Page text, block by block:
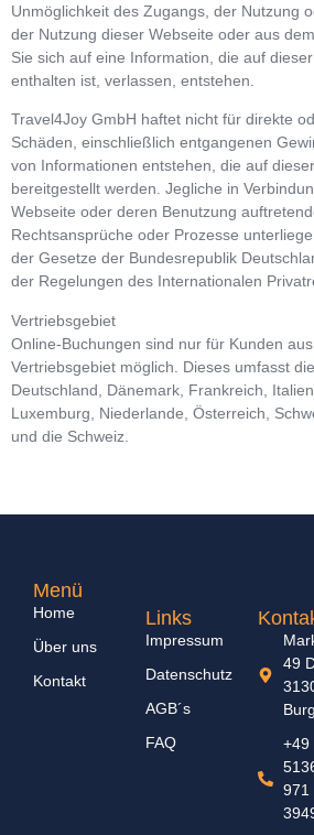
Unmöglichkeit des Zugangs, der Nutzung
der Nutzung dieser Webseite oder aus
Sie sich auf eine Information, die auf
enthalten ist, verlassen, entstehen.
Travel4Joy GmbH haftet nicht für direkte
Schäden, einschließlich entgangenen
von Informationen entstehen, die auf
bereitgestellt werden. Jegliche in
Webseite oder deren Benutzung
Rechtsansprüche oder Prozesse
der Gesetze der Bundesrepublik
der Regelungen des Internationalen
Vertriebsgebiet
Online-Buchungen sind nur für Kunden
Vertriebsgebiet möglich. Dieses umfasst
Deutschland, Dänemark, Frankreich,
Luxemburg, Niederlande, Österreich,
und die Schweiz.
Menü
Home
Über uns
Kontakt
Links
Impressum
Datenschutz
AGB´s
FAQ
49
+49
971